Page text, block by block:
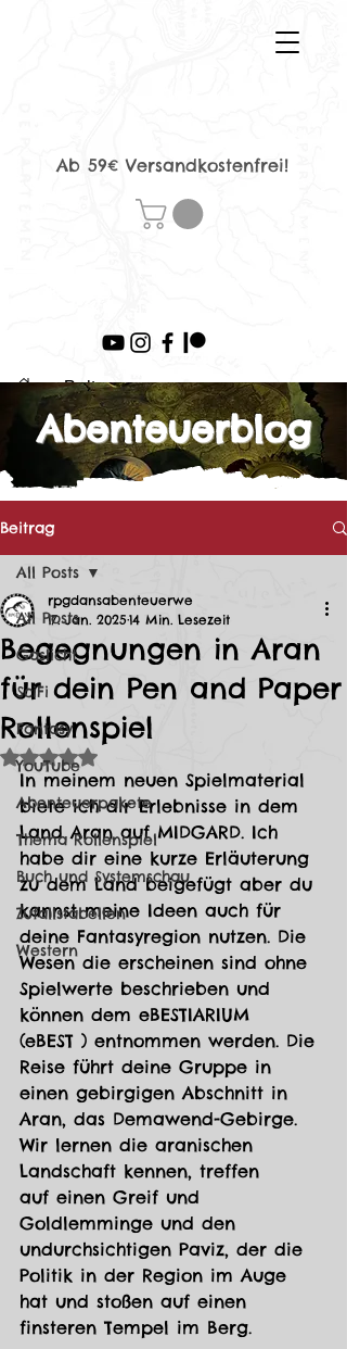
Ab 59€ Versandkostenfrei!
> Beitrag
Abenteuerblog
Beitrag
All Posts
Gaslicht
SciFi
Fantasy
YouTube
Abenteuerpakete
Thema Rollenspiel
Buch und Systemschau
Zufallstabellen
Western
All Posts
Begegnungen in Aran
für dein Pen and Paper
Rollenspiel
rpgdansabenteuerwe
17. Jan. 202514 Min. Lesezeit
Mit NaN von 5 Sternen bewertet.
In meinem neuen Spielmaterial
biete ich dir Erlebnisse in dem
Land Aran auf MIDGARD. Ich
habe dir eine kurze Erläuterung
zu dem Land beigefügt aber du
kannst meine Ideen auch für
deine Fantasyregion nutzen. Die
Wesen die erscheinen sind ohne
Spielwerte beschrieben und
können dem eBESTIARIUM
(eBEST ) entnommen werden. Die
Reise führt deine Gruppe in
einen gebirgigen Abschnitt in
Aran, das Demawend-Gebirge.
Wir lernen die aranischen
Landschaft kennen, treffen
auf einen Greif und
Goldlemminge und den
undurchsichtigen Paviz, der die
Politik in der Region im Auge
hat und stoßen auf einen
finsteren Tempel im Berg.